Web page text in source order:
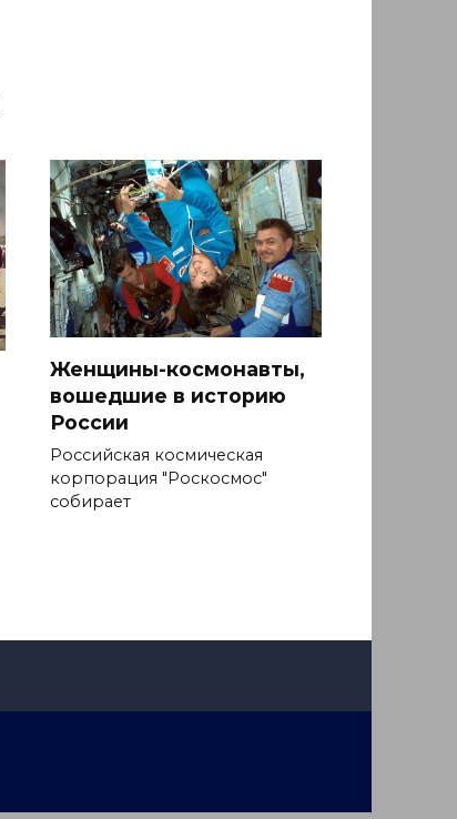
Женщины-космонавты,
вошедшие в историю
России
Российская космическая
корпорация "Роскосмос"
собирает